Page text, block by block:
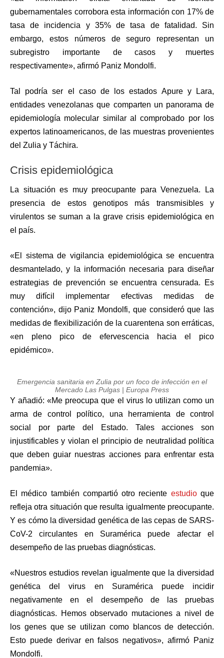
gubernamentales corrobora esta información con 17% de
tasa de incidencia y 35% de tasa de fatalidad. Sin
embargo, estos números de seguro representan un
subregistro importante de casos y muertes
respectivamente», afirmó Paniz Mondolfi.
Tal podría ser el caso de los estados Apure y Lara,
entidades venezolanas que comparten un panorama de
epidemiología molecular similar al comprobado por los
expertos latinoamericanos, de las muestras provenientes
del Zulia y Táchira.
Crisis epidemiológica
La situación es muy preocupante para Venezuela. La
presencia de estos genotipos más transmisibles y
virulentos se suman a la grave crisis epidemiológica en
el país.
«El sistema de vigilancia epidemiológica se encuentra
desmantelado, y la información necesaria para diseñar
estrategias de prevención se encuentra censurada. Es
muy difícil implementar efectivas medidas de
contención», dijo Paniz Mondolfi, que consideró que las
medidas de flexibilización de la cuarentena son erráticas,
«en pleno pico de efervescencia hacia el pico
epidémico».
Emergencia sanitaria en Zulia por un foco de infección en el
Mercado Las Pulgas | Europa Press
Y añadió: «Me preocupa que el virus lo utilizan como un
arma de control político, una herramienta de control
social por parte del Estado. Tales acciones son
injustificables y violan el principio de neutralidad política
que deben guiar nuestras acciones para enfrentar esta
pandemia».
El médico también compartió otro reciente estudioque
refleja otra situación que resulta igualmente preocupante.
Y es cómo la diversidad genética de las cepas de SARS-
CoV-2 circulantes en Suramérica puede afectar el
desempeño de las pruebas diagnósticas.
«Nuestros estudios revelan igualmente que la diversidad
genética del virus en Suramérica puede incidir
negativamente en el desempeño de las pruebas
diagnósticas. Hemos observado mutaciones a nivel de
los genes que se utilizan como blancos de detección.
Esto puede derivar en falsos negativos», afirmó Paniz
Mondolfi.